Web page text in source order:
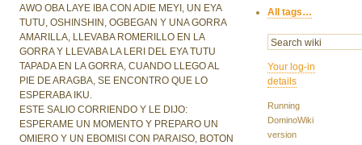
AWO OBA LAYE IBA CON ADIE MEYI, UN EYA
TUTU, OSHINSHIN, OGBEGAN Y UNA GORRA
AMARILLA, LLEVABA ROMERILLO EN LA
GORRA Y LLEVABA LA LERI DEL EYA TUTU
TAPADA EN LA GORRA, CUANDO LLEGO AL
PIE DE ARAGBA, SE ENCONTRO QUE LO
ESPERABA IKU.
ESTE SALIO CORRIENDO Y LE DIJO:
ESPERAME UN MOMENTO Y PREPARO UN
OMIERO Y UN EBOMISI CON PARAISO, BOTON
All tags…
Your log-in
details
Running
DominoWiki
version